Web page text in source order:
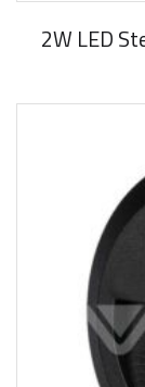
2W LED